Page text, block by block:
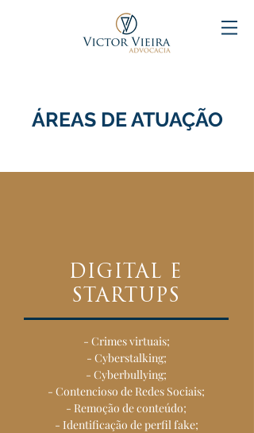
ÁREAS DE ATUAÇÃO
DIGITAL E
STARTUPS
- Crimes virtuais;
- Cyberstalking;
- Cyberbullying;
- Contencioso de Redes Sociais;
- Remoção de conteúdo;
- Identificação de perfil fake;